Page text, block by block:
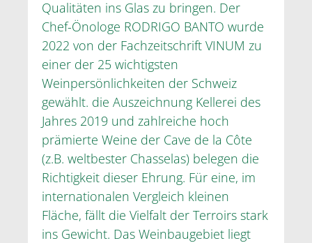
Qualitäten ins Glas zu bringen. Der
Chef-Önologe RODRIGO BANTO wurde
2022 von der Fachzeitschrift VINUM zu
einer der 25 wichtigsten
Weinpersönlichkeiten der Schweiz
gewählt. die Auszeichnung Kellerei des
Jahres 2019 und zahlreiche hoch
prämierte Weine der Cave de la Côte
(z.B. weltbester Chasselas) belegen die
Richtigkeit dieser Ehrung. Für eine, im
internationalen Vergleich kleinen
Fläche, fällt die Vielfalt der Terroirs stark
ins Gewicht. Das Weinbaugebiet liegt